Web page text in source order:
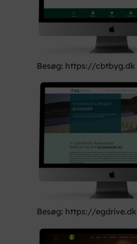
Besøg: https://cbtbyg.dk
Besøg: https://egdrive.dk